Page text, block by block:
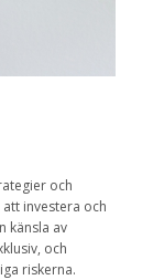
och
investera och
känsla av
och
riskerna.